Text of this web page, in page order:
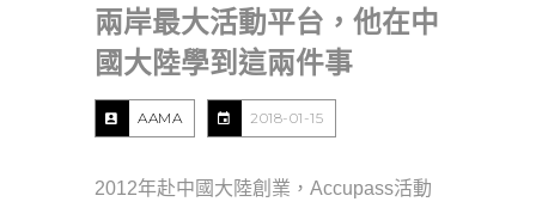
兩岸最大活動平台，他在中
國大陸學到這兩件事
AAMA 2018-01-15
2012年赴中國大陸創業，Accupass活動